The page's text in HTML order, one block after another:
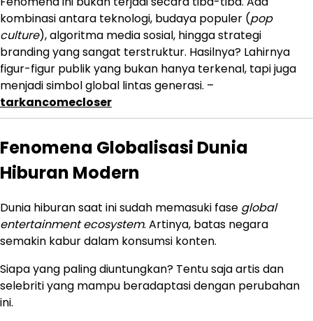
kombinasi antara teknologi, budaya populer (pop
culture), algoritma media sosial, hingga strategi
branding yang sangat terstruktur. Hasilnya? Lahirnya
figur-figur publik yang bukan hanya terkenal, tapi juga
menjadi simbol global lintas generasi. –
tarkancomecloser
Fenomena Globalisasi Dunia
Hiburan Modern
Dunia hiburan saat ini sudah memasuki fase global
entertainment ecosystem. Artinya, batas negara
semakin kabur dalam konsumsi konten.
Siapa yang paling diuntungkan? Tentu saja artis dan
selebriti yang mampu beradaptasi dengan perubahan
ini.